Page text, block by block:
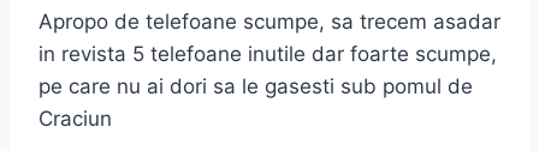
Apropo de telefoane scumpe, sa trecem asadar
in revista 5 telefoane inutile dar foarte scumpe,
pe care nu ai dori sa le gasesti sub pomul de
Craciun